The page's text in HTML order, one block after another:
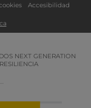
Accesibilidad
NEXT GENERATION